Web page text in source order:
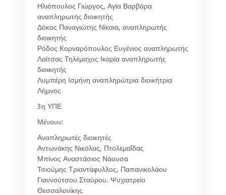
Ηλιόπουλος Γιώργος, Αγία Βαρβάρα
αναπληρωτής διοικητής
Δόκος Παναγιώτης Νίκαια, αναπληρωτής
διοικητής
Ρόδος Κορναρόπουλος Ευγένιος αναπληρωτής
Λαίτσας Τηλέμαχος Ικαρία αναπληρωτής
διοικητής
Λυμπέρη Ισμήνη αναπληρώτρια διοικήτρια
Λήμνος
3η ΥΠΕ
Μένουν:
Αναπληρωτές διοικητές
Αντωνάκης Νικόλας, Πτολεμαΐδας
Μπίνος Αναστάσιος Νάουσα
Τσιούμης Τριαντάφυλλος, Παπανικολάου
Γιαννούτσου Σταύρου. Ψυχιατρείο
Θεσσαλονίκης